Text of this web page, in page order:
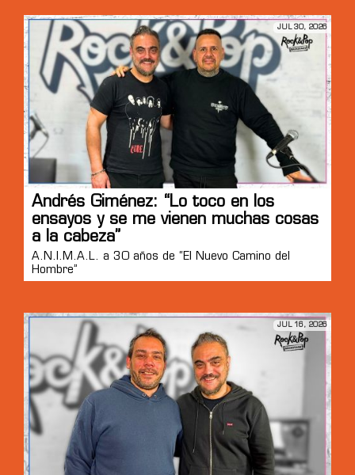
JUL 30, 2026
Andrés Giménez: “Lo toco en los
ensayos y se me vienen muchas cosas
a la cabeza”
A.N.I.M.A.L. a 30 años de “El Nuevo Camino del
Hombre”
JUL 16, 2026